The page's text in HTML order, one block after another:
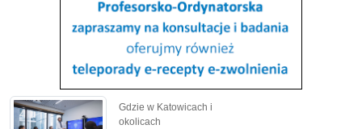
Gdzie w Katowicach i
okolicach